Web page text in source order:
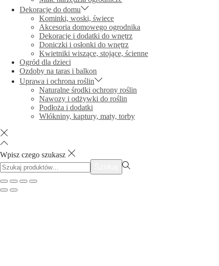
Dekoracje do domu
Kominki, woski, świece
Akcesoria domowego ogrodnika
Dekoracje i dodatki do wnętrz
Doniczki i osłonki do wnętrz
Kwietniki wiszące, stojące, ścienne
Ogród dla dzieci
Ozdoby na taras i balkon
Uprawa i ochrona roślin
Naturalne środki ochrony roślin
Nawozy i odżywki do roślin
Podłoża i dodatki
Włókniny, kaptury, maty, torby
Wpisz czego szukasz
Szukać:>